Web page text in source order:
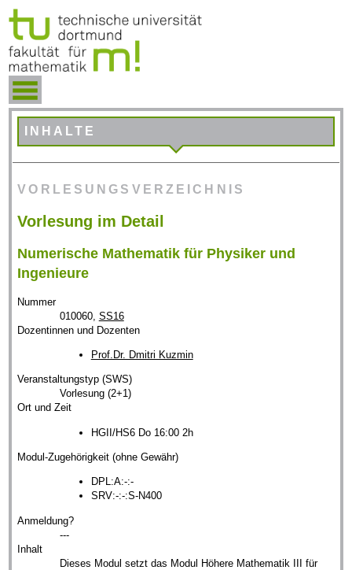
INHALTE
VORLESUNGSVERZEICHNIS
Vorlesung im Detail
Numerische Mathematik für Physiker und
Ingenieure
Nummer
010060, SS16
Dozentinnen und Dozenten
Prof.Dr. Dmitri Kuzmin
Veranstaltungstyp (SWS)
Vorlesung (2+1)
Ort und Zeit
HGII/HS6 Do 16:00 2h
Modul-Zugehörigkeit (ohne Gewähr)
DPL:A:-:-
SRV:-:-:S-N400
Anmeldung?
---
Inhalt
Dieses Modul setzt das Modul Höhere Mathematik III für